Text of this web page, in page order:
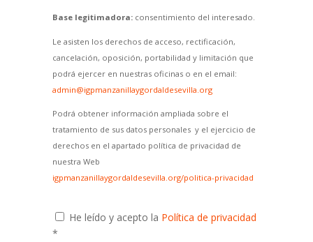
Base legitimadora:consentimiento del interesado.
Le asisten los derechos de acceso, rectificación,
cancelación, oposición, portabilidad y limitación que
podrá ejercer en nuestras oficinas o en el email:
admin@igpmanzanillaygordaldesevilla.org
Podrá obtener información ampliada sobre el
tratamiento de sus datos personales y el ejercicio de
derechos en el apartado política de privacidad de
nuestra Web
igpmanzanillaygordaldesevilla.org/politica-privacidad
He leído y acepto la Política de privacidad
*